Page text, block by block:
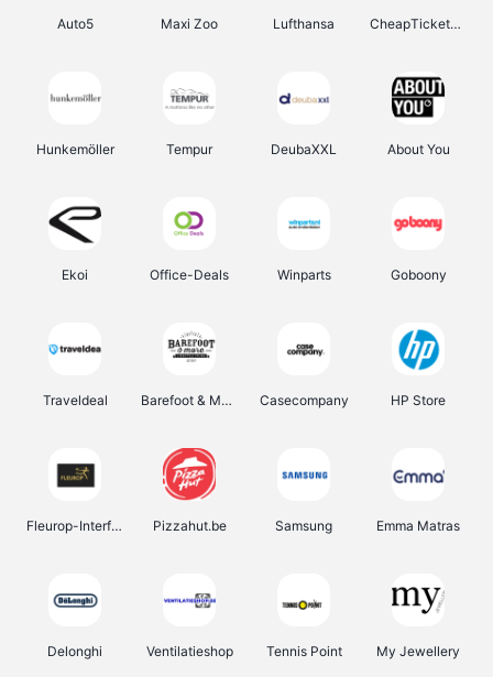
Auto5 Maxi Zoo Lufthansa CheapTickets.be
Hunkemöller Tempur DeubaXXL About You
Ekoi Office-Deals Winparts Goboony
Traveldeal Barefoot & More Casecompany HP Store
Fleurop-Interflora Pizzahut.be Samsung Emma Matras
Delonghi Ventilatieshop Tennis Point My Jewellery